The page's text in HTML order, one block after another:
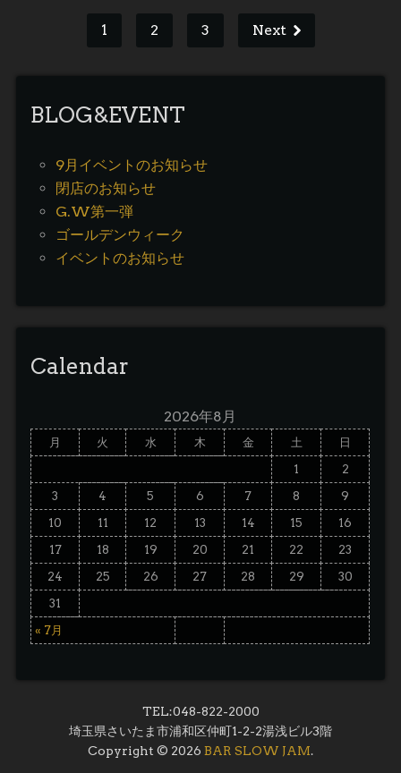
1 2 3 Next
BLOG&EVENT
9月イベントのお知らせ
閉店のお知らせ
G.W第一弾
ゴールデンウィーク
イベントのお知らせ
Calendar
2026年8月
月 火 水 木 金 土 日
« 7月
1
2
3
4 5 6 7 8
9
10
11 12 13 14 15
16
17
18 19 20 21 22
23
24
25 26 27 28 29
30
31
TEL:048-822-2000
埼玉県さいたま市浦和区仲町1-2-2湯浅ビル3階
Copyright © 2026 BAR SLOW JAM.